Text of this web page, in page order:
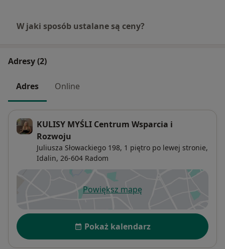
W jaki sposób ustalane są ceny?
Adresy (2)
Adres Online
KULISY MYŚLI Centrum Wsparcia i
Rozwoju
Juliusza Słowackiego 198, 1 piętro po lewej stronie,
Idalin, 26-604 Radom
Powiększ mapęotwiera się w nowej karcie
Dostępność
Pokaż kalendarz